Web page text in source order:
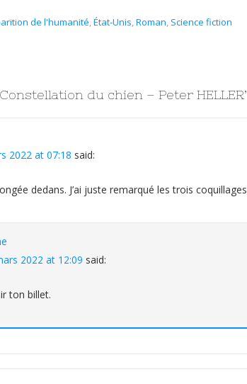
de l'humanité,État-Unis,Roman, Science fiction
du chien – Peter HELLER
2022 at 07:18 said:
dedans. J’ai juste remarqué les trois
2022 at 12:09 said:
ton billet.